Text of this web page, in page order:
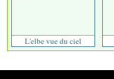
L'elbe vue du ciel